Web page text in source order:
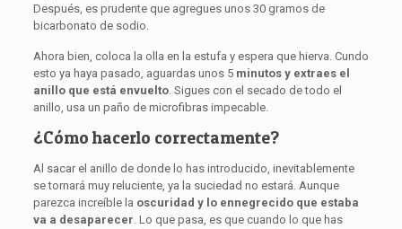
Después, es prudente que agregues unos 30 gramos de
bicarbonato de sodio.
Ahora bien, coloca la olla en la estufa y espera que hierva. Cundo
esto ya haya pasado, aguardas unos 5 minutos y extraes el
anillo que está envuelto. Sigues con el secado de todo el
anillo, usa un paño de microfibras impecable.
¿Cómo hacerlo correctamente?
Al sacar el anillo de donde lo has introducido, inevitablemente
se tornará muy reluciente, ya la suciedad no estará. Aunque
parezca increíble la oscuridad y lo ennegrecido que estaba
va a desaparecer. Lo que pasa, es que cuando lo que has